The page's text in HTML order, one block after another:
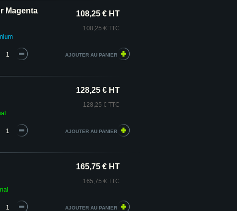
Magenta 108,25 € HT
108,25 € TTC
128,25 € HT
128,25 € TTC
165,75 € HT
165,75 € TTC